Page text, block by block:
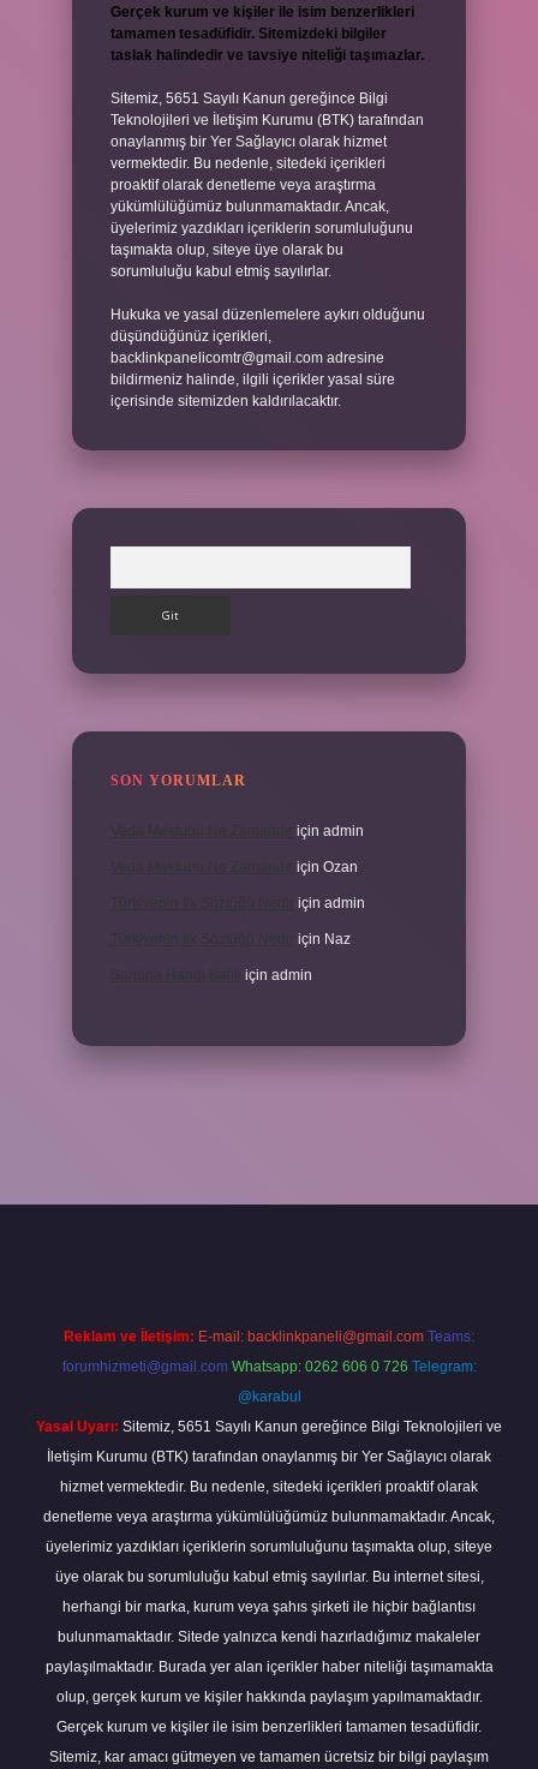
Gerçek kurum ve kişiler ile isim benzerlikleri
tamamen tesadüfidir. Sitemizdeki bilgiler
taslak halindedir ve tavsiye niteliği taşımazlar.
Sitemiz, 5651 Sayılı Kanun gereğince Bilgi
Teknolojileri ve İletişim Kurumu (BTK) tarafından
onaylanmış bir Yer Sağlayıcı olarak hizmet
vermektedir. Bu nedenle, sitedeki içerikleri
proaktif olarak denetleme veya araştırma
yükümlülüğümüz bulunmamaktadır. Ancak,
üyelerimiz yazdıkları içeriklerin sorumluluğunu
taşımakta olup, siteye üye olarak bu
sorumluluğu kabul etmiş sayılırlar.
Hukuka ve yasal düzenlemelere aykırı olduğunu
düşündüğünüz içerikleri,
backlinkpanelicomtr@gmail.com adresine
bildirmeniz halinde, ilgili içerikler yasal süre
içerisinde sitemizden kaldırılacaktır.
SON YORUMLAR
için admin
için Ozan
için admin
için Naz
için admin
Reklam ve İletişim: E-mail: backlinkpaneli@gmail.com Teams:
forumhizmeti@gmail.com Whatsapp: 0262 606 0 726 Telegram:
@karabul
Yasal Uyarı: Sitemiz, 5651 Sayılı Kanun gereğince Bilgi Teknolojileri ve
İletişim Kurumu (BTK) tarafından onaylanmış bir Yer Sağlayıcı olarak
hizmet vermektedir. Bu nedenle, sitedeki içerikleri proaktif olarak
denetleme veya araştırma yükümlülüğümüz bulunmamaktadır. Ancak,
üyelerimiz yazdıkları içeriklerin sorumluluğunu taşımakta olup, siteye
üye olarak bu sorumluluğu kabul etmiş sayılırlar. Bu internet sitesi,
herhangi bir marka, kurum veya şahıs şirketi ile hiçbir bağlantısı
bulunmamaktadır. Sitede yalnızca kendi hazırladığımız makaleler
paylaşılmaktadır. Burada yer alan içerikler haber niteliği taşımamakta
olup, gerçek kurum ve kişiler hakkında paylaşım yapılmamaktadır.
Gerçek kurum ve kişiler ile isim benzerlikleri tamamen tesadüfidir.
Sitemiz, kar amacı gütmeyen ve tamamen ücretsiz bir bilgi paylaşım